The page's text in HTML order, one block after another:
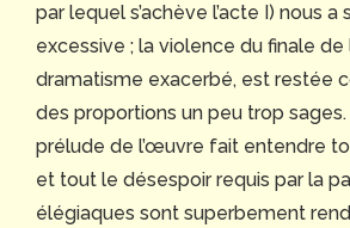
par lequel s’achève l’acte I) nous a
excessive ; la violence du finale de
dramatisme exacerbé, est restée
des proportions un peu trop sages.
prélude de l’œuvre fait entendre
et tout le désespoir requis par la
élégiaques sont superbement